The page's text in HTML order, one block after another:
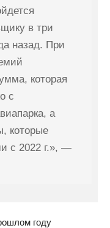
в три
назад. При
которая
с
а
которые
с 2022 г.», —
году